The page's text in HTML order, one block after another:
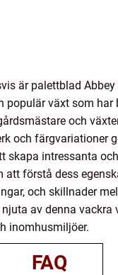
är palettblad Abbey
populär växt som har
och
och färgvariationer
skapa intressanta
att förstå dess
och skillnader
av denna vackra
inomhusmiljöer.
FAQ